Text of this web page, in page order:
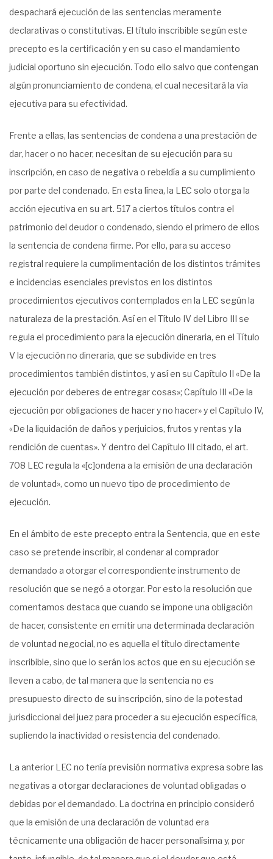
despachará ejecución de las sentencias meramente
declarativas o constitutivas. El título inscribible según este
precepto es la certificación y en su caso el mandamiento
judicial oportuno sin ejecución. Todo ello salvo que contengan
algún pronunciamiento de condena, el cual necesitará la vía
ejecutiva para su efectividad.
Frente a ellas, las sentencias de condena a una prestación de
dar, hacer o no hacer, necesitan de su ejecución para su
inscripción, en caso de negativa o rebeldía a su cumplimiento
por parte del condenado. En esta línea, la LEC solo otorga la
acción ejecutiva en su art. 517 a ciertos títulos contra el
patrimonio del deudor o condenado, siendo el primero de ellos
la sentencia de condena firme. Por ello, para su acceso
registral requiere la cumplimentación de los distintos trámites
e incidencias esenciales previstos en los distintos
procedimientos ejecutivos contemplados en la LEC según la
naturaleza de la prestación. Así en el Título IV del Libro III se
regula el procedimiento para la ejecución dineraria, en el Título
V la ejecución no dineraria, que se subdivide en tres
procedimientos también distintos, y así en su Capítulo II «De la
ejecución por deberes de entregar cosas»; Capítulo III «De la
ejecución por obligaciones de hacer y no hacer» y el Capítulo IV,
«De la liquidación de daños y perjuicios, frutos y rentas y la
rendición de cuentas». Y dentro del Capítulo III citado, el art.
708 LEC regula la «[c]ondena a la emisión de una declaración
de voluntad», como un nuevo tipo de procedimiento de
ejecución.
En el ámbito de este precepto entra la Sentencia, que en este
caso se pretende inscribir, al condenar al comprador
demandado a otorgar el correspondiente instrumento de
resolución que se negó a otorgar. Por esto la resolución que
comentamos destaca que cuando se impone una obligación
de hacer, consistente en emitir una determinada declaración
de voluntad negocial, no es aquella el título directamente
inscribible, sino que lo serán los actos que en su ejecución se
lleven a cabo, de tal manera que la sentencia no es
presupuesto directo de su inscripción, sino de la potestad
jurisdiccional del juez para proceder a su ejecución específica,
supliendo la inactividad o resistencia del condenado.
La anterior LEC no tenía previsión normativa expresa sobre las
negativas a otorgar declaraciones de voluntad obligadas o
debidas por el demandado. La doctrina en principio consideró
que la emisión de una declaración de voluntad era
técnicamente una obligación de hacer personalísima y, por